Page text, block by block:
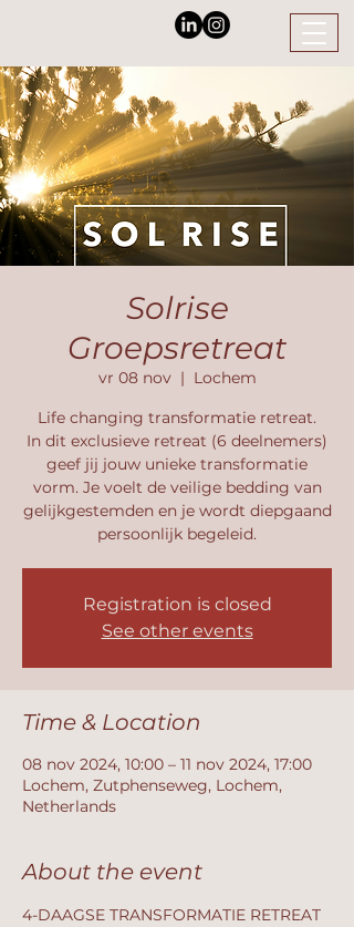
Solrise
Groepsretreat
vr 08 nov
  |
Lochem
Life changing transformatie retreat.
In dit exclusieve retreat (6 deelnemers)
geef jij jouw unieke transformatie
vorm. Je voelt de veilige bedding van
gelijkgestemden en je wordt diepgaand
persoonlijk begeleid.
Registration is closed
See other events
Time & Location
08 nov 2024, 10:00 – 11 nov 2024, 17:00
Lochem, Zutphenseweg, Lochem,
Netherlands
About the event
4-DAAGSE TRANSFORMATIE RETREAT